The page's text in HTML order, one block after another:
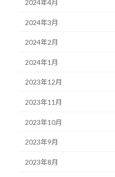
2024年4月
2024年3月
2024年2月
2024年1月
2023年12月
2023年11月
2023年10月
2023年9月
2023年8月